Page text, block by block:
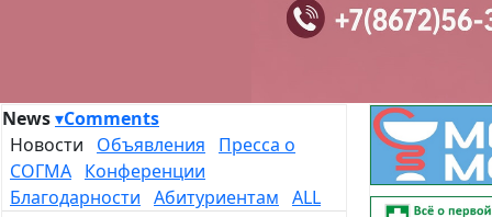
News▾Comments
Новости Объявления
Пресса о
СОГМА Конференции
Благодарности Абитуриентам ALL